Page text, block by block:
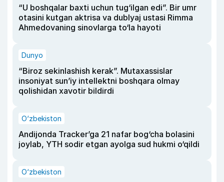
“U boshqalar baxti uchun tug‘ilgan edi”. Bir umr
otasini kutgan aktrisa va dublyaj ustasi Rimma
Ahmedovaning sinovlarga to‘la hayoti
Dunyo
“Biroz sekinlashish kerak”. Mutaxassislar
insoniyat sun’iy intellektni boshqara olmay
qolishidan xavotir bildirdi
O‘zbekiston
Andijonda Tracker’ga 21 nafar bog‘cha bolasini
joylab, YTH sodir etgan ayolga sud hukmi o‘qildi
O‘zbekiston